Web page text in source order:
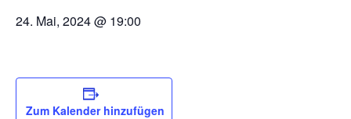
24. Mai, 2024 @ 19:00
Zum Kalender hinzufügen